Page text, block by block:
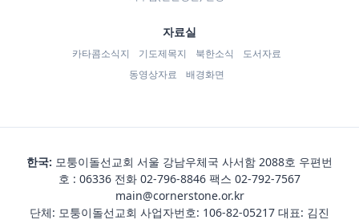
자료실
카타콤소식지 기도제목지 북한소식
도서자료
동영상자료
배경화면
한국: 모퉁이돌선교회 서울 강남우체국 사서함 2088호 우편번
호 : 06336 전화 02-796-8846 팩스 02-792-7567
main@cornerstone.or.kr
단체: 모퉁이돌선교회 사업자번호: 106-82-05217 대표: 김진